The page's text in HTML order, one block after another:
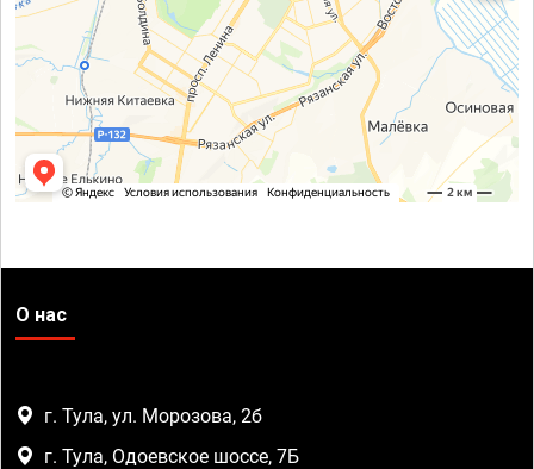
О нас
г. Тула, ул. Морозова, 2б
г. Тула, Одоевское шоссе, 7Б